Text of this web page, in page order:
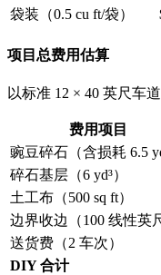
袋装（0.5 cu ft/袋）
项目总费用估算
以标准 12 × 40 英尺车
费用项目
豌豆碎石（含损耗 6.5
碎石基层（6 yd³）
土工布（500 sq ft）
边界收边（100 线性英
送货费（2 车次）
DIY 合计